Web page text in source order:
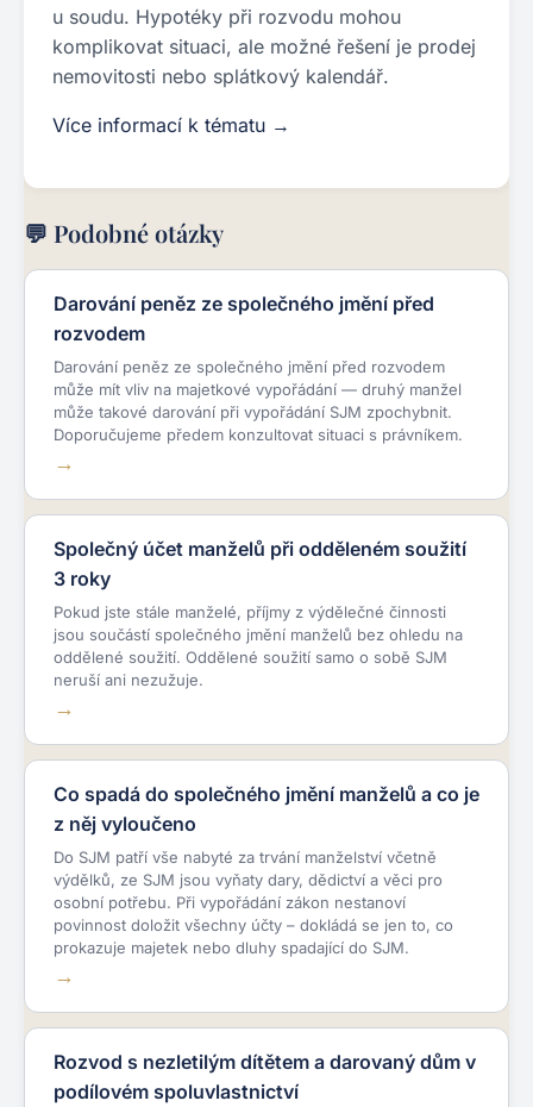
u soudu. Hypotéky při rozvodu mohou
komplikovat situaci, ale možné řešení je prodej
nemovitosti nebo splátkový kalendář.
Více informací k tématu →
💬 Podobné otázky
Darování peněz ze společného jmění před
rozvodem
Darování peněz ze společného jmění před rozvodem
může mít vliv na majetkové vypořádání — druhý manžel
může takové darování při vypořádání SJM zpochybnit.
Doporučujeme předem konzultovat situaci s právníkem.
Společný účet manželů při odděleném soužití
3 roky
Pokud jste stále manželé, příjmy z výdělečné činnosti
jsou součástí společného jmění manželů bez ohledu na
oddělené soužití. Oddělené soužití samo o sobě SJM
neruší ani nezužuje.
Co spadá do společného jmění manželů a co je
z něj vyloučeno
Do SJM patří vše nabyté za trvání manželství včetně
výdělků, ze SJM jsou vyňaty dary, dědictví a věci pro
osobní potřebu. Při vypořádání zákon nestanoví
povinnost doložit všechny účty – dokládá se jen to, co
prokazuje majetek nebo dluhy spadající do SJM.
Rozvod s nezletilým dítětem a darovaný dům v
podílovém spoluvlastnictví